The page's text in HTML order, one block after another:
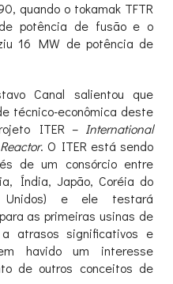
quando o tokamak TFTR
potência de fusão e o
16 MW de potência de
Canal salientou que
técnico-econômica deste
ITER – International
. O ITER está sendo
de um consórcio entre
Índia, Japão, Coréia do
e ele testará
as primeiras usinas de
atrasos significativos e
havido um interesse
de outros conceitos de